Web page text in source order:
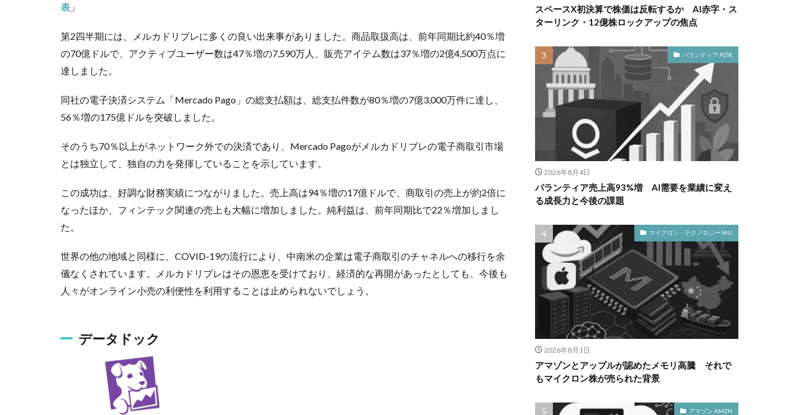
表 」
第2四半期には、メルカドリブレに多くの良い出来事がありました。商品取扱高は、前年同期比約40％増
の70億ドルで、アクティブユーザー数は47％増の7,590万人、販売アイテム数は37％増の2億4,500万点に
達しました。
同社の電子決済システム「Mercado Pago」の総支払額は、総支払件数が80％増の7億3,000万件に達し、
56％増の175億ドルを突破しました。
そのうち70％以上がネットワーク外での決済であり、Mercado Pagoがメルカドリブレの電子商取引市場
とは独立して、独自の力を発揮していることを示しています。
この成功は、好調な財務実績につながりました。売上高は94％増の17億ドルで、商取引の売上が約2倍に
なったほか、フィンテック関連の売上も大幅に増加しました。純利益は、前年同期比で22％増加しまし
た。
世界の他の地域と同様に、COVID-19の流行により、中南米の企業は電子商取引のチャネルへの移行を余
儀なくされています。メルカドリブレはその恩恵を受けており、経済的な再開があったとしても、今後も
人々がオンライン小売の利便性を利用することは止められないでしょう。
データドック
スペースX初決算で株価は反転するか AI赤字・ス
ターリンク・12億株ロックアップの焦点
パランティア PLTR
2026年8月4日
パランティア売上高93%増 AI需要を業績に変え
る成長力と今後の課題
マイクロン・テクノロジー MU
2026年8月1日
アマゾンとアップルが認めたメモリ高騰 それで
もマイクロン株が売られた背景
アマゾン AMZN